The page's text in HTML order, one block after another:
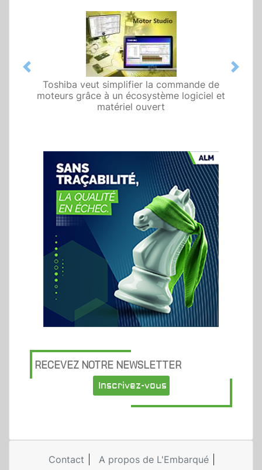
Toshiba veut simplifier la commande de
moteurs grâce à un écosystème logiciel et
matériel ouvert
Previous Next
RECEVEZ NOTRE NEWSLETTER
Inscrivez-vous
Contact A propos de L'Embarqué